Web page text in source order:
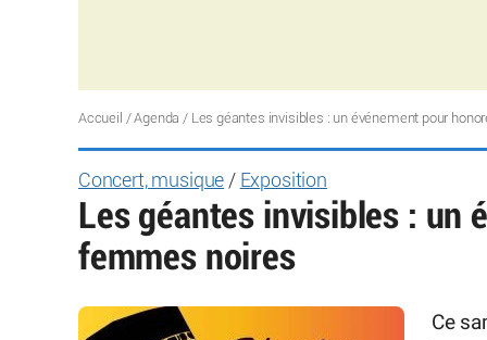
Accueil /Agenda / Les géantes invisibles : un événement pour
Concert, musique / Exposition
Les géantes invisibles : un
femmes noires
Ce